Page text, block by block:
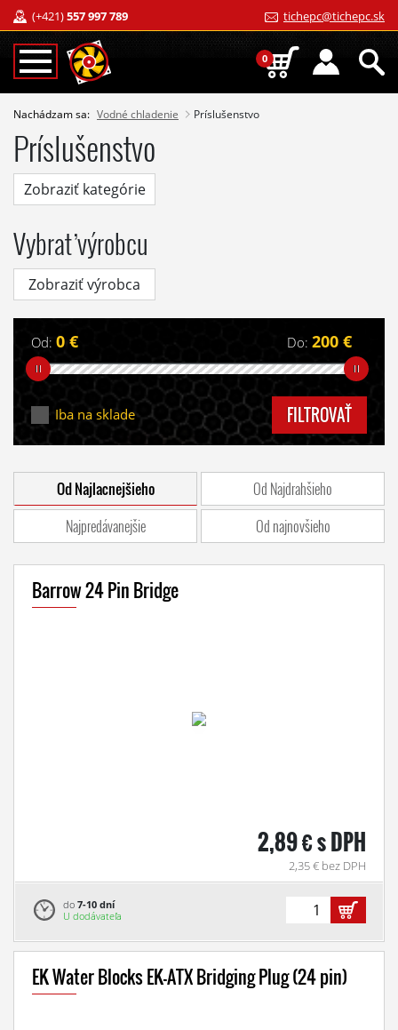
(+421)557 997 789 tichepc@tichepc.sk
0
Nachádzam sa: Vodné chladenie Príslušenstvo
Príslušenstvo
Zobraziť kategórie
Vybrať výrobcu
Zobraziť výrobca
Od: 0 € Do: 200 €
Iba na sklade FILTROVAŤ
Od Najlacnejšieho
Od Najdrahšieho
Najpredávanejšie
Od najnovšieho
Barrow 24 Pin Bridge
2,89 € s DPH
2,35 € bez DPH
do 7-10 dní
U dodávateľa
EK Water Blocks EK-ATX Bridging Plug (24 pin)